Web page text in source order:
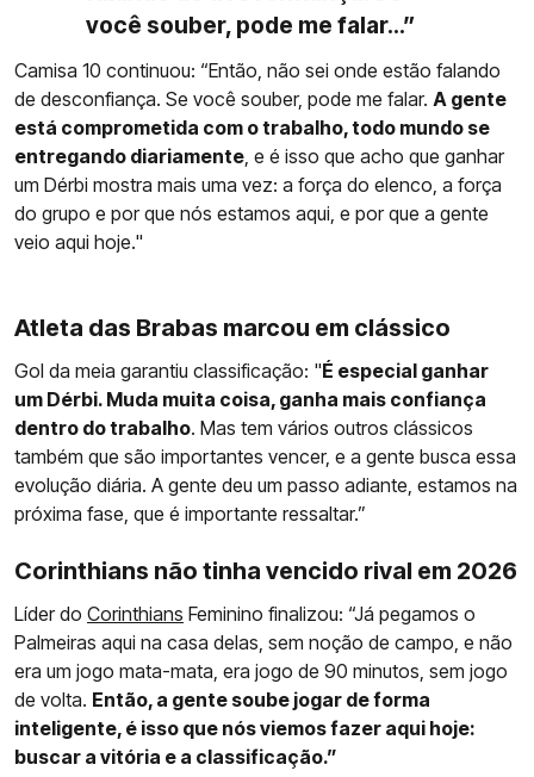
você souber, pode me falar...”
Camisa 10 continuou: “Então, não sei onde estão falando
de desconfiança. Se você souber, pode me falar. A gente
está comprometida com o trabalho, todo mundo se
entregando diariamente, e é isso que acho que ganhar
um Dérbi mostra mais uma vez: a força do elenco, a força
do grupo e por que nós estamos aqui, e por que a gente
veio aqui hoje."
Atleta das Brabas marcou em clássico
Gol da meia garantiu classificação: "É especial ganhar
um Dérbi. Muda muita coisa, ganha mais confiança
dentro do trabalho. Mas tem vários outros clássicos
também que são importantes vencer, e a gente busca essa
evolução diária. A gente deu um passo adiante, estamos na
próxima fase, que é importante ressaltar.”
Corinthians não tinha vencido rival em 2026
Líder do Corinthians Feminino finalizou: “Já pegamos o
Palmeiras aqui na casa delas, sem noção de campo, e não
era um jogo mata-mata, era jogo de 90 minutos, sem jogo
de volta. Então, a gente soube jogar de forma
inteligente, é isso que nós viemos fazer aqui hoje:
buscar a vitória e a classificação.”